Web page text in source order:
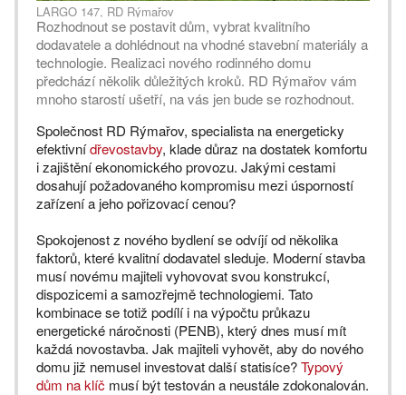
LARGO 147, RD Rýmařov
Rozhodnout se postavit dům, vybrat kvalitního
dodavatele a dohlédnout na vhodné stavební materiály a
technologie. Realizaci nového rodinného domu
předchází několik důležitých kroků. RD Rýmařov vám
mnoho starostí ušetří, na vás jen bude se rozhodnout.
Společnost RD Rýmařov, specialista na energeticky
efektivnídřevostavby, klade důraz na dostatek komfortu
i zajištění ekonomického provozu. Jakými cestami
dosahují požadovaného kompromisu mezi úsporností
zařízení a jeho pořizovací cenou?
Spokojenost z nového bydlení se odvíjí od několika
faktorů, které kvalitní dodavatel sleduje. Moderní stavba
musí novému majiteli vyhovovat svou konstrukcí,
dispozicemi a samozřejmě technologiemi. Tato
kombinace se totiž podílí i na výpočtu průkazu
energetické náročnosti (PENB), který dnes musí mít
každá novostavba. Jak majiteli vyhovět, aby do nového
domu již nemusel investovat další statisíce?Typový
dům na klíč musí být testován a neustále zdokonalován.